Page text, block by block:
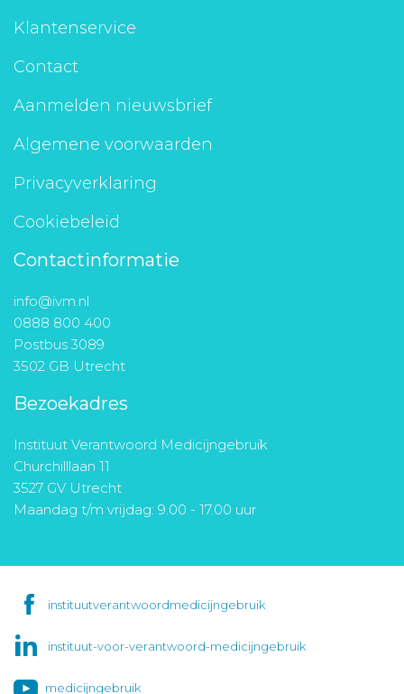
Klantenservice
Contact
Aanmelden nieuwsbrief
Algemene voorwaarden
Privacyverklaring
Cookiebeleid
Contactinformatie
info@ivm.nl
0888 800 400
Postbus 3089
3502 GB Utrecht
Bezoekadres
Instituut Verantwoord Medicijngebruik
Churchilllaan 11
3527 GV Utrecht
Maandag t/m vrijdag: 9.00 - 17.00 uur
instituutverantwoordmedicijngebruik
instituut-voor-verantwoord-medicijngebruik
medicijngebruik